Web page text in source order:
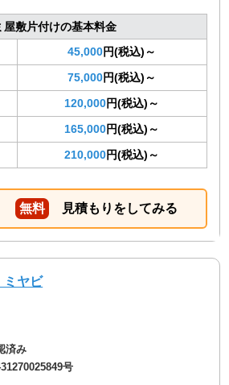
屋敷片付けの基本料金
45,000円(税込)～
75,000円(税込)～
120,000円(税込)～
165,000円(税込)～
210,000円(税込)～
無料 見積もりをしてみる
ヤビ
済み
号